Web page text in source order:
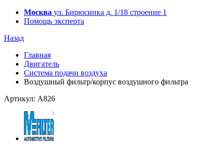
Москва ул. Бирюсинка д. 1/18 строение 1
Помощь эксперта
Назад
Главная
Двигатель
Система подачи воздуха
Воздушный фильтр/корпус воздушного фильтра
Артикул: A826